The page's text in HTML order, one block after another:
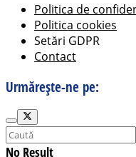
Politica de
Politica cookies
Setări GDPR
Contact
Urmărește-ne pe:
No Result